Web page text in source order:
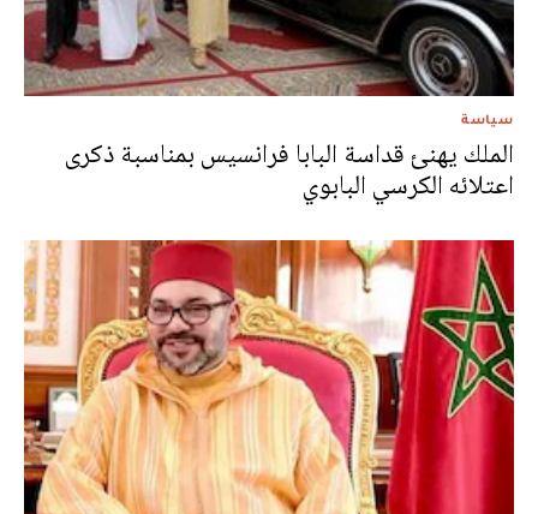
سياسة
الملك يهنئ قداسة البابا فرانسيس بمناسبة ذكرى
اعتلائه الكرسي البابوي